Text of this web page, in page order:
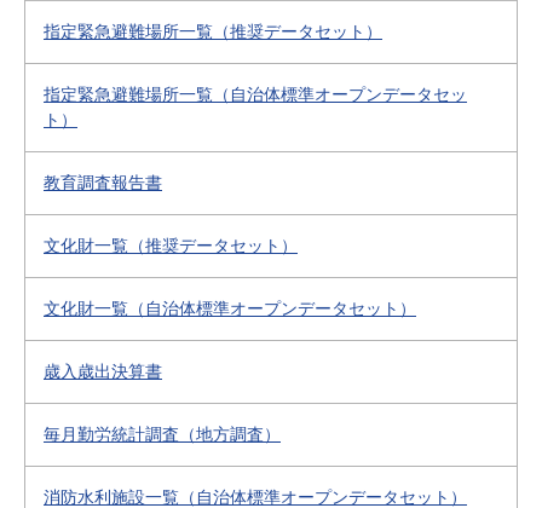
指定緊急避難場所一覧（推奨データセット）
指定緊急避難場所一覧（自治体標準オープンデータセッ
ト）
教育調査報告書
文化財一覧（推奨データセット）
文化財一覧（自治体標準オープンデータセット）
歳入歳出決算書
毎月勤労統計調査（地方調査）
消防水利施設一覧（自治体標準オープンデータセット）